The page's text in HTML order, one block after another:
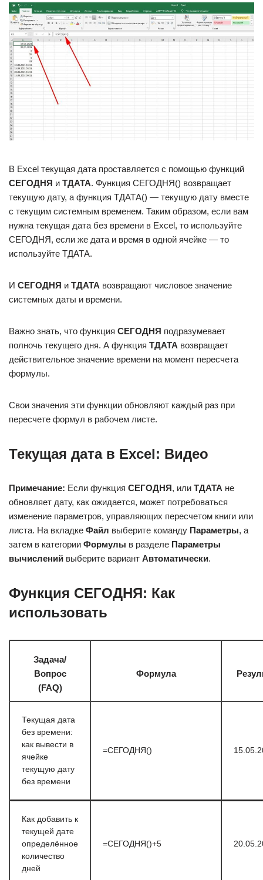
В Excel текущая дата проставляется с помощью функций
СЕГОДНЯ и ТДАТА. Функция СЕГОДНЯ() возвращает
текущую дату, а функция ТДАТА() — текущую дату вместе
с текущим системным временем. Таким образом, если вам
нужна текущая дата без времени в Excel, то используйте
СЕГОДНЯ, если же дата и время в одной ячейке — то
используйте ТДАТА.
И СЕГОДНЯ и ТДАТА возвращают числовое значение
системных даты и времени.
Важно знать, что функция СЕГОДНЯ подразумевает
полночь текущего дня. А функция ТДАТА возвращает
действительное значение времени на момент пересчета
формулы.
Свои значения эти функции обновляют каждый раз при
пересчете формул в рабочем листе.
Текущая дата в Excel: Видео
Примечание: Если функция СЕГОДНЯ, или ТДАТА не
обновляет дату, как ожидается, может потребоваться
изменение параметров, управляющих пересчетом книги или
листа. На вкладке Файл выберите команду Параметры, а
затем в категории Формулы в разделе Параметры
вычислений выберите вариант Автоматически.
Функция СЕГОДНЯ: Как
использовать
Задача/
Вопрос
(FAQ)
Формула
Текущая дата
без времени:
как вывести в
ячейке
текущую дату
без времени
=СЕГОДНЯ()
Как добавить к
текущей дате
определённое
количество
дней
=СЕГОДНЯ()+5